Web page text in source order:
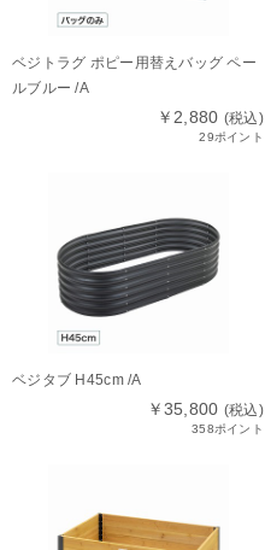
ベジトラグ ポピー用替えバッグ ペー
ルブルー /A
￥2,880 (税込)
29ポイント
ベジタブ H45cm /A
￥35,800 (税込)
358ポイント